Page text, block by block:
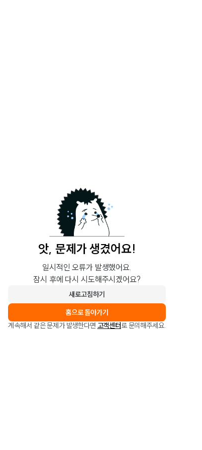
앗, 문제가 생겼어요!
일시적인 오류가 발생했어요.
잠시 후에 다시 시도해주시겠어요?
새로고침하기
홈으로 돌아가기
계속해서 같은 문제가 발생한다면 고객센터로 문의해주세요.